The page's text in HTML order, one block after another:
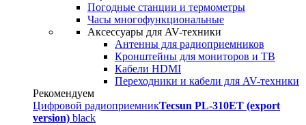
Погодные станции и термометры
Часы многофункциональные
Аксессуары для AV-техники
Антенны для радиоприемников
Кронштейны для мониторов и ТВ
Кабели HDMI
Переходники и кабели для AV-техники
Рекомендуем
Цифровой радиоприемникTecsun PL-310ET (export
version) black